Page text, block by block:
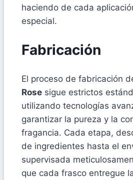
haciendo de cada
especial.
Fabricación
El proceso de fabricación
Rose sigue estrictos
utilizando tecnologías
garantizar la pureza y la
fragancia. Cada etapa,
de ingredientes hasta el
supervisada
que cada frasco entregue